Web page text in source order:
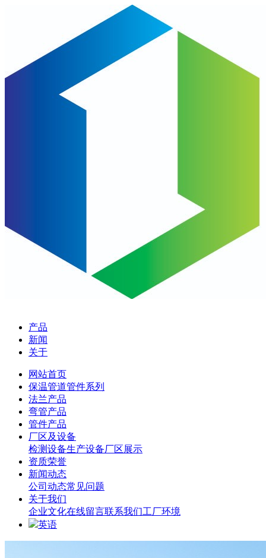
产品
新闻
关于
网站首页
保温管道管件系列
法兰产品
弯管产品
管件产品
厂区及设备
检测设备生产设备厂区展示
资质荣誉
新闻动态
公司动态常见问题
关于我们
企业文化在线留言联系我们工厂环境
英语